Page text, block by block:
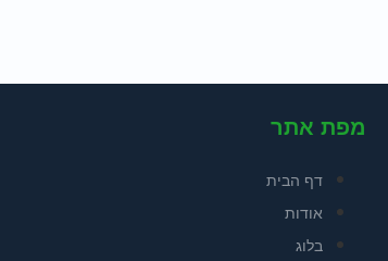
מפת אתר
דף הבית
אודות
בלוג